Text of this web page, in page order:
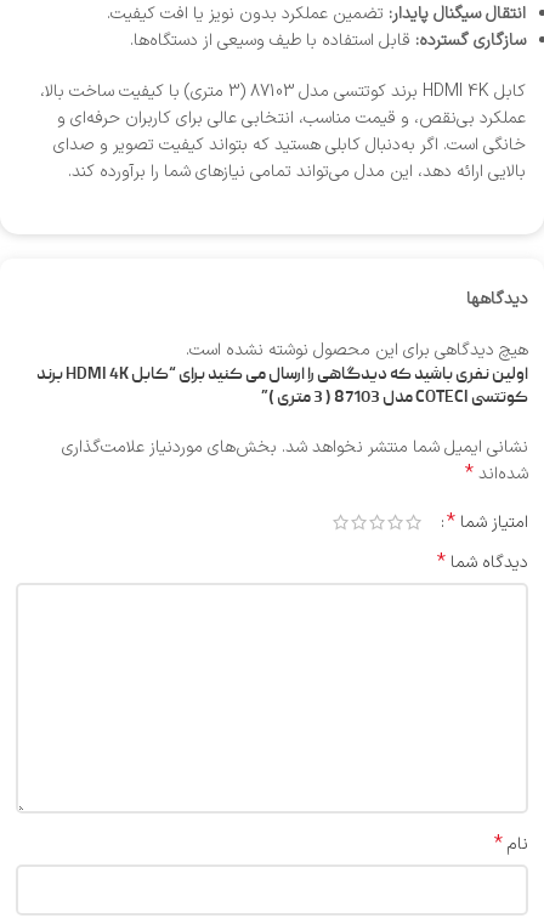
انتقال سیگنال پایدار: تضمین عملکرد بدون نویز یا افت کیفیت.
سازگاری گسترده: قابل استفاده با طیف وسیعی از دستگاه‌ها.
کابل HDMI 4K برند کوتتسی مدل 87103 (3 متری) با کیفیت ساخت بالا،
عملکرد بی‌نقص، و قیمت مناسب، انتخابی عالی برای کاربران حرفه‌ای و
خانگی است. اگر به‌دنبال کابلی هستید که بتواند کیفیت تصویر و صدای
بالایی ارائه دهد، این مدل می‌تواند تمامی نیازهای شما را برآورده کند.
دیدگاهها
هیچ دیدگاهی برای این محصول نوشته نشده است.
اولین نفری باشید که دیدگاهی را ارسال می کنید برای “کابل HDMI 4K برند
کوتتسی COTECI مدل 87103 ( 3 متری )”
نشانی ایمیل شما منتشر نخواهد شد. بخش‌های موردنیاز علامت‌گذاری
شده‌اند*
امتیاز شما *
دیدگاه شما *
نام*